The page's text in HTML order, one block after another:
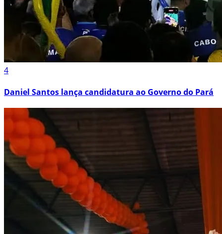
4
Daniel Santos lança candidatura ao Governo do Pará